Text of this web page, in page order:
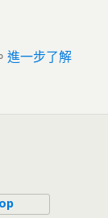
進一步了解